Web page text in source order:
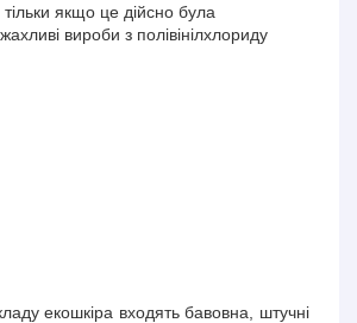
якщо це дійсно була
вироби з полівінілхлориду
екошкіра входять бавовна, штучні